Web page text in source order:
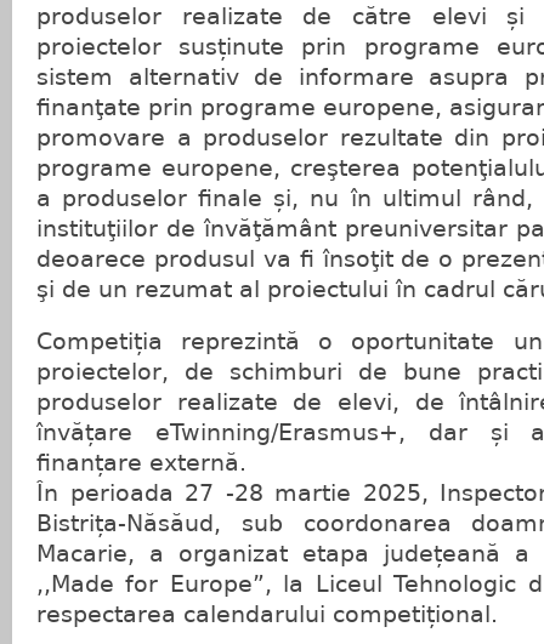
produselor realizate de către elevi și
proiectelor susținute prin programe
sistem alternativ de informare asupra
finanţate prin programe europene,
promovare a produselor rezultate din
programe europene, creşterea
a produselor finale și, nu în ultimul rând,
instituţiilor de învăţământ preuniversitar
deoarece produsul va fi însoţit de o
şi de un rezumat al proiectului în cadrul
Competiția reprezintă o oportunitate
proiectelor, de schimburi de bune
produselor realizate de elevi, de
învățare eTwinning/Erasmus+, dar
finanțare externă.
În perioada 27 -28 martie 2025,
Bistrița-Năsăud, sub coordonarea
Macarie, a organizat etapa județeană a
,,Made for Europe”, la Liceul Tehnologic
respectarea calendarului competițional.